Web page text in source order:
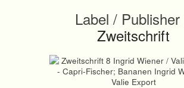
Label / Publisher
Zweitschrift